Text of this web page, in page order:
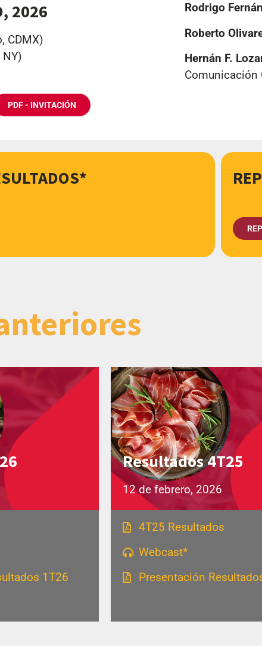
2026
CDMX)
PDF - INVITACIÓN
Rodrigo
Roberto
Hernán F.
Comunicación
1T26
Resultados 4T25
12 de febrero, 2026
4T25 Resultados
Webcast*
Presentación